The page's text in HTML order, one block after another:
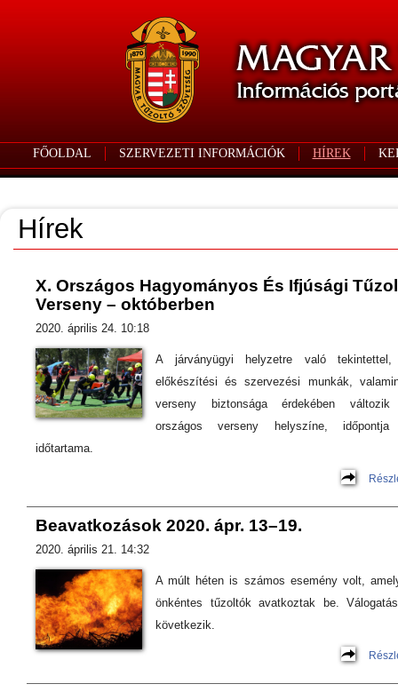
FŐOLDAL SZERVEZETI INFORMÁCIÓK HÍREK
Hírek
X. Országos Hagyományos És Ifjúsági
Verseny – októberben
2020. április 24. 10:18
A járványügyi helyzetre való
előkészítési és szervezési munkák,
verseny biztonsága érdekében
országos verseny helyszíne,
időtartama.
Beavatkozások 2020. ápr. 13–19.
2020. április 21. 14:32
A múlt héten is számos esemény volt,
önkéntes tűzoltók avatkoztak be.
következik.